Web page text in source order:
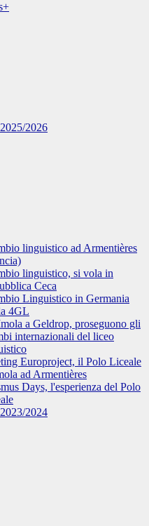
2026
linguistico ad Armentières
linguistico, si vola in
Ceca
Linguistico in Germania
4GL
a Geldrop, proseguono gli
internazionali del liceo
Europroject, il Polo Liceale
ad Armentières
Days, l'esperienza del Polo
2024